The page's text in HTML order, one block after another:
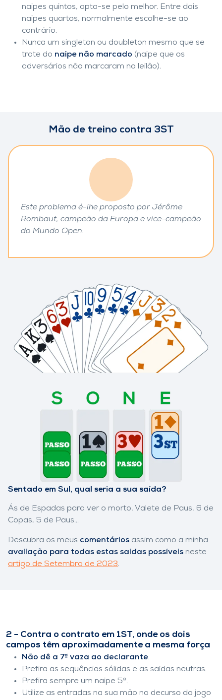
naipes quintos, opta-se pelo melhor. Entre dois
naipes quartos, normalmente escolhe-se ao
contrário.
Nunca um singleton ou doubleton mesmo que se
trate do naipe não marcado (naipe que os
adversários não marcaram no leilão).
Mão de treino contra 3ST
Este problema é-lhe proposto por Jérôme
Rombaut, campeão da Europa e vice-campeão
do Mundo Open.
Sentado em Sul, qual seria a sua saída?
Ás de Espadas para ver o morto, Valete de Paus, 6 de
Copas, 5 de Paus...
Descubra os meus comentários assim como a minha
avaliação para todas estas saídas possíveis neste
artigo de Setembro de 2023.
2 - Contra o contrato em 1ST, onde os dois
campos têm aproximadamente a mesma força
Não dê a 7ª vaza ao declarante.
Prefira as sequências sólidas e as saídas neutras.
Prefira sempre um naipe 5º.
Utilize as entradas na sua mão no decurso do jogo